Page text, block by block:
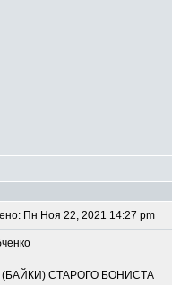
Пн Ноя 22, 2021 14:27 pm
СТАРОГО БОНИСТА